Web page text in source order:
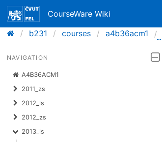
CourseWare Wiki
b231
courses a4b36acm1
NAVIGATION
A4B36ACM1
2011_zs
2012_ls
2012_zs
2013_ls